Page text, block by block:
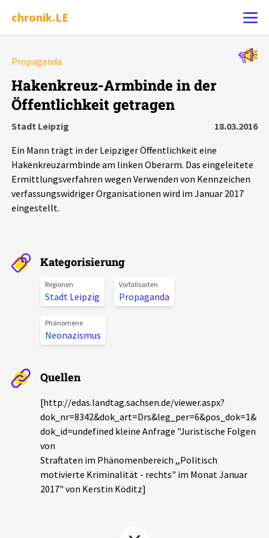
chronik.LE
Chronik
Leipziger Zustände
Schlaglichter
Aktuelles
Veranstaltungen
Podcasts
Über uns
Kontakt
Unterstützer_innen
Spenden
chronik.LE in der Presse
Propaganda
Hakenkreuz-Armbinde in der
Öffentlichkeit getragen
Stadt Leipzig
18.03.2016
Ein Mann trägt in der Leipziger Öffentlichkeit eine
Hakenkreuzarmbinde am linken Oberarm. Das eingeleitete
Ermittlungsverfahren wegen Verwenden von Kennzeichen
verfassungswidriger Organisationen wird im Januar 2017
eingestellt.
Kategorisierung
Regionen
Stadt Leipzig
Vorfallsarten
Propaganda
Phänomene
Neonazismus
Quellen
[http://edas.landtag.sachsen.de/viewer.aspx?
dok_nr=8342&dok_art=Drs&leg_per=6&pos_dok=1&
dok_id=undefined kleine Anfrage "Juristische Folgen
von
Straftaten im Phänomenbereich ,,Politisch
motivierte Kriminalität - rechts" im Monat Januar
2017" von Kerstin Köditz]
Alle Ereignisse
Ereignisse
Ereignisse Statistik